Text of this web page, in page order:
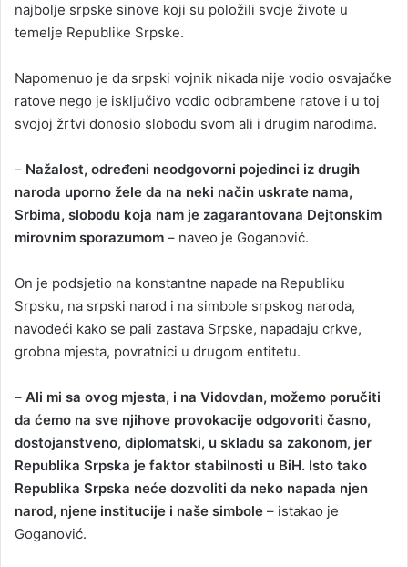
najbolje srpske sinove koji su položili svoje živote u
temelje Republike Srpske.
Napomenuo je da srpski vojnik nikada nije vodio osvajačke
ratove nego je isključivo vodio odbrambene ratove i u toj
svojoj žrtvi donosio slobodu svom ali i drugim narodima.
– Nažalost, određeni neodgovorni pojedinci iz drugih
naroda uporno žele da na neki način uskrate nama,
Srbima, slobodu koja nam je zagarantovana Dejtonskim
mirovnim sporazumom – naveo je Goganović.
On je podsjetio na konstantne napade na Republiku
Srpsku, na srpski narod i na simbole srpskog naroda,
navodeći kako se pali zastava Srpske, napadaju crkve,
grobna mjesta, povratnici u drugom entitetu.
– Ali mi sa ovog mjesta, i na Vidovdan, možemo poručiti
da ćemo na sve njihove provokacije odgovoriti časno,
dostojanstveno, diplomatski, u skladu sa zakonom, jer
Republika Srpska je faktor stabilnosti u BiH. Isto tako
Republika Srpska neće dozvoliti da neko napada njen
narod, njene institucije i naše simbole – istakao je
Goganović.